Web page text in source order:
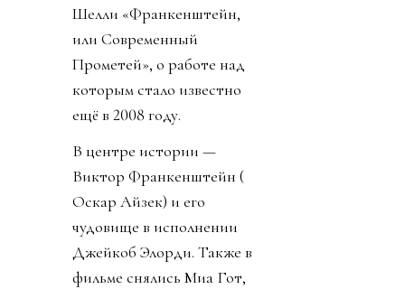
Шелли «Франкенштейн,
или Современный
Прометей», о работе над
которым стало известно
ещё в 2008 году.
В центре истории —
Виктор Франкенштейн (
Оскар Айзек) и его
чудовище в исполнении
Джейкоб Элорди. Также в
фильме снялись Миа Гот,